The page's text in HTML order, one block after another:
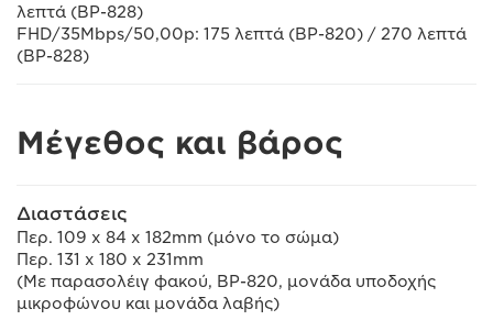
λεπτά (BP-828)
FHD/35Mbps/50,00p: 175 λεπτά (BP-820) / 270 λεπτά
(BP-828)
Μέγεθος και βάρος
Διαστάσεις
Περ. 109 x 84 x 182mm (μόνο το σώμα)
Περ. 131 x 180 x 231mm
(Με παρασολέιγ φακού, BP-820, μονάδα υποδοχής
μικροφώνου και μονάδα λαβής)